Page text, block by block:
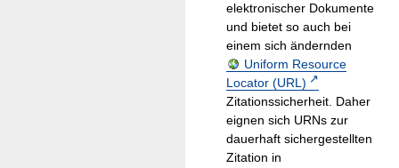
elektronischer Dokumente
und bietet so auch bei
einem sich ändernden
Uniform Resource
Locator (URL)
Zitationssicherheit. Daher
eignen sich URNs zur
dauerhaft sichergestellten
Zitation in